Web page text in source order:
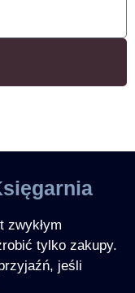
zwykłym
tylko zakupy.
jeśli